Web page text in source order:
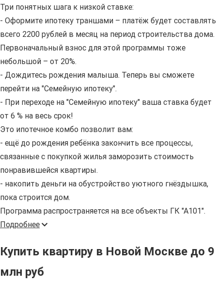
Три понятных шага к низкой ставке:
- Оформите ипотеку траншами – платёж будет составлять
всего 2200 рублей в месяц на период строительства дома.
Первоначальный взнос для этой программы тоже
небольшой – от 20%.
- Дождитесь рождения малыша. Теперь вы сможете
перейти на "Семейную ипотеку".
- При переходе на "Семейную ипотеку" ваша ставка будет
от 6 % на весь срок!
Это ипотечное комбо позволит вам:
- ещё до рождения ребёнка закончить все процессы,
связанные с покупкой жилья заморозить стоимость
понравившейся квартиры.
- накопить деньги на обустройство уютного гнёздышка,
пока строится дом.
Программа распространяется на все объекты ГК "А101".
Подробнее
Купить квартиру в Новой Москве до 9
млн руб